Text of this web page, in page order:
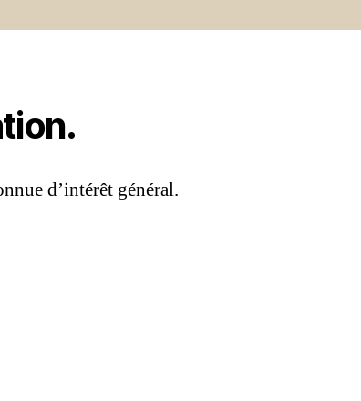
d’intérêt général.